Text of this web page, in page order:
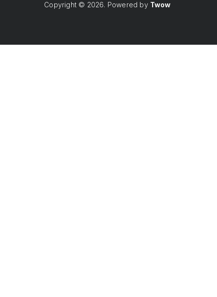
Copyright © 2026. Powered by Twow